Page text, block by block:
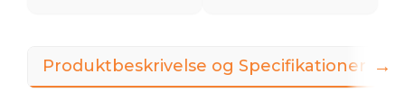
Produktbeskrivelse og Specifikationer →